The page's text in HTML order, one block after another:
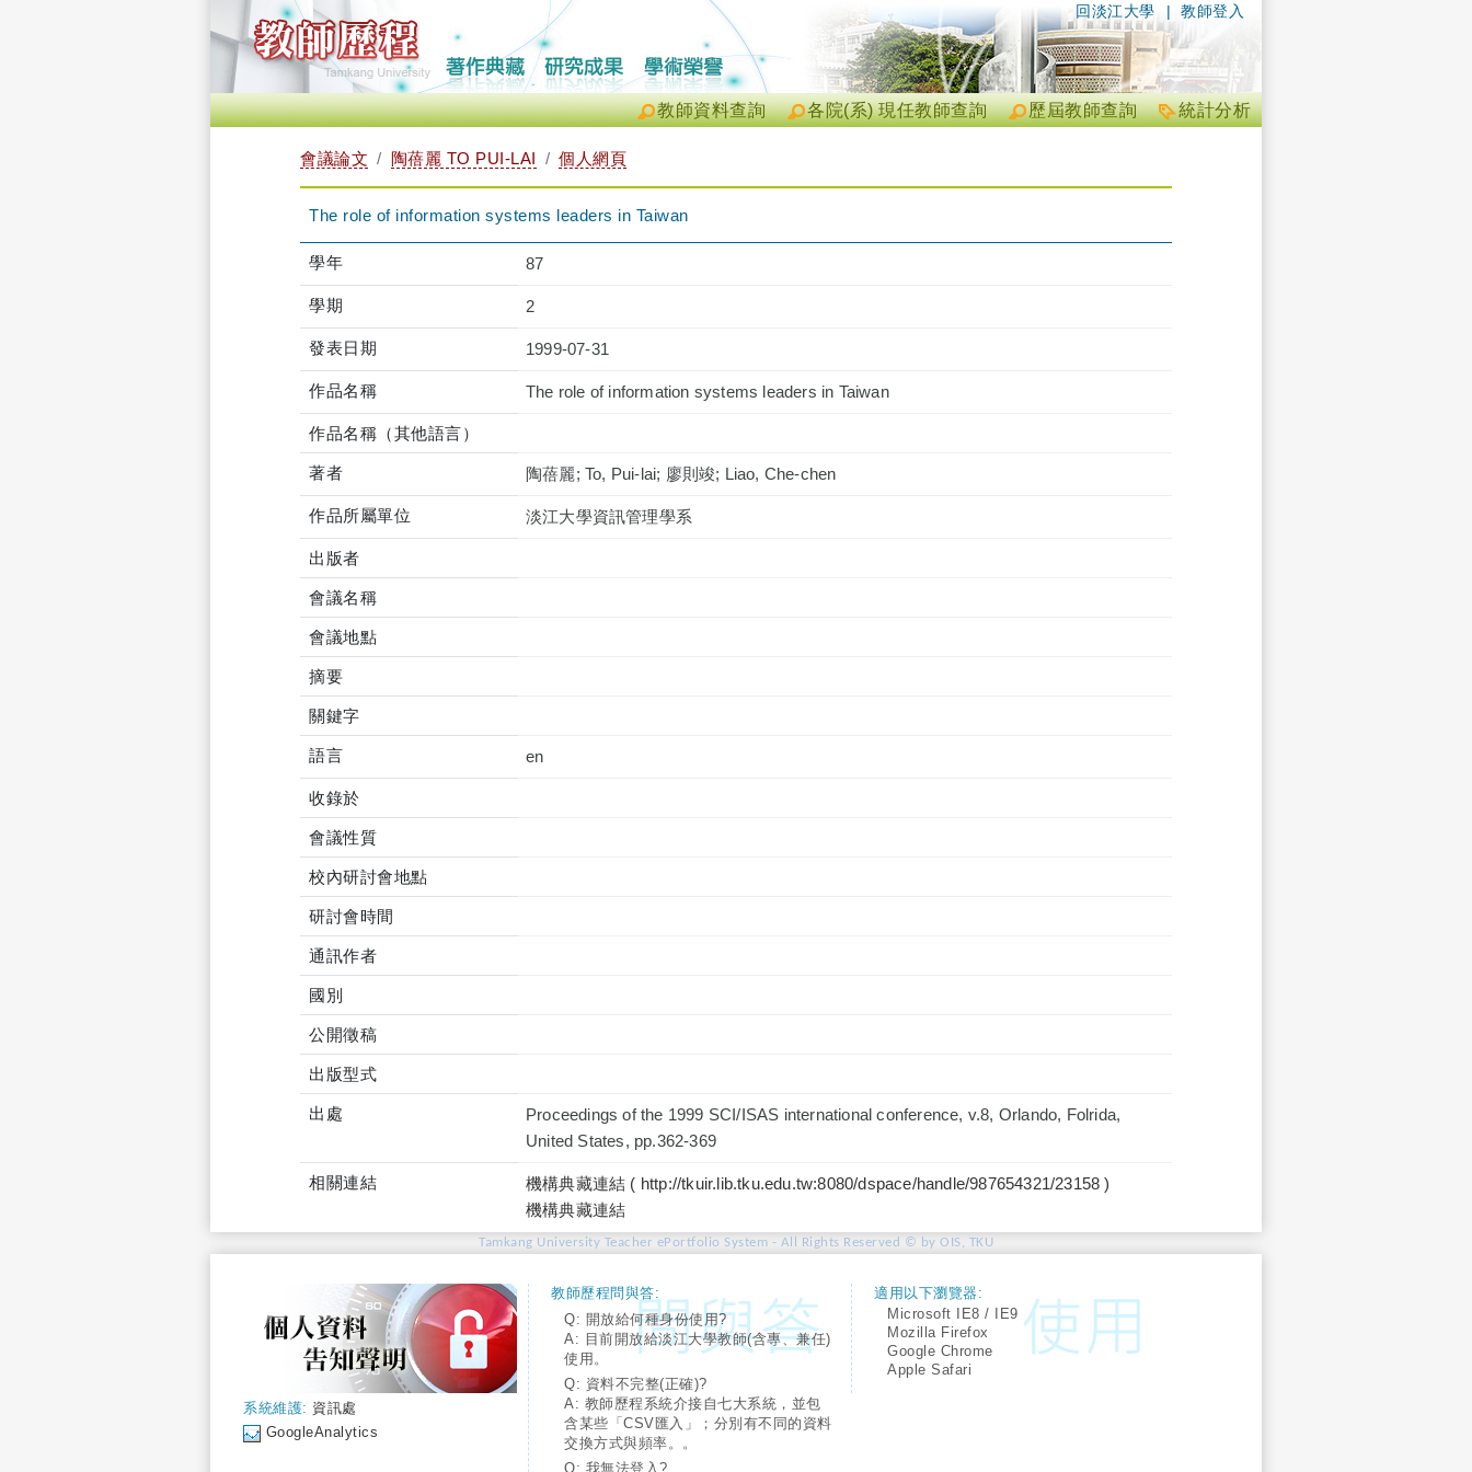
| 教師登入
回淡江大學
統計分析
歷屆教師查詢
各院(系) 現任教師查詢
教師資料查詢
會議論文 陶蓓麗 TO PUI-LAI 個人網頁
The role of information systems leaders in Taiwan
學年 87
學期 2
發表日期 1999-07-31
作品名稱 The role of information systems leaders in Taiwan
作品名稱（其他語言）
著者 陶蓓麗; To, Pui-lai; 廖則竣; Liao, Che-chen
作品所屬單位 淡江大學資訊管理學系
出版者
會議名稱
會議地點
摘要
關鍵字
語言 en
收錄於
會議性質
校內研討會地點
研討會時間
通訊作者
國別
公開徵稿
出版型式
出處
Proceedings of the 1999 SCI/ISAS international conference, v.8, Orlando, Folrida,
United States, pp.362-369
相關連結
機構典藏連結 ( http://tkuir.lib.tku.edu.tw:8080/dspace/handle/987654321/23158 )
機構典藏連結
Tamkang University Teacher ePortfolio System - All Rights Reserved © by OIS, TKU
系統維護: 資訊處
GoogleAnalytics
教師歷程問與答:
Q: 開放給何種身份使用?
A: 目前開放給淡江大學教師(含專、兼任)
使用。
Q: 資料不完整(正確)?
A: 教師歷程系統介接自七大系統，並包
含某些「CSV匯入」；分別有不同的資料
交換方式與頻率。。
Q: 我無法登入?
適用以下瀏覽器:
Microsoft IE8 / IE9
Mozilla Firefox
Google Chrome
Apple Safari